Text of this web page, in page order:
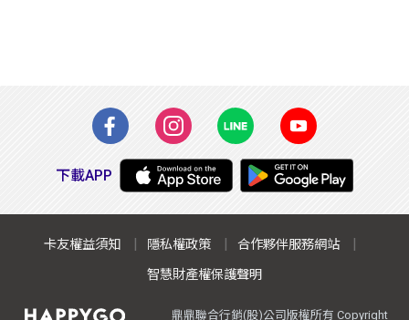
下載APP
卡友權益須知 隱私權政策
合作夥伴服務網站
智慧財產權保護聲明
鼎鼎聯合行銷(股)公司版權所有 Copyright